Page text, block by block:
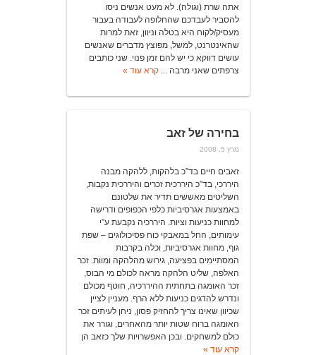
אתה שרת (וגולה). לא מעט אנשים ניסו
להסביר לעבדכם שהחלופה לעבודה בעבור
מעסיק/לקוח היא בטלה וניוון, זאת למרות
שהאינטרנט, למשל, מפוצץ מדברים שאנשים
עושים דווקא כי יש להם זמן פנוי. שני כותבים
צרפתים שאני מרבה ...קרא עוד »
בחירה של זאב
מרץ 5, 2008
זאבים חיים בד”כ בלהקות, ללהקה מבנה
היררכי, בד”כ היררכית זכרים והיררכית נקבות,
השליטים מאששים תדיר את שלטונם
באמצעות אגרסיביות כלפי הכפופים ודרישה
למחוות כניעות וציות. היררכיה נקבעת ע”י
עימותים, החל במאבקי כוח פסיכולוגים – שפת
גוף, מחוות אגרסיביות, וכלה בקרבות
המסתיימים בפציעה, גירוש מהלהקה ומוות. זכר
האלפה, שליט הלהקה מראה לכולם מי הבוס,
זכר האומגה בתחתית ההיררכיה, חוטף מכולם
ונדרש להדגים כניעות ללא הרף. מעניין לציין
שכיוון שאינו צריך להחזיק פסון, ניחן לעיתים זכר
האומגה ברוח שטות יותר מהאחרים, וגורר את
כולם למשחקים. ובכן האפשרויות שלך כזאב הן
קרא עוד »